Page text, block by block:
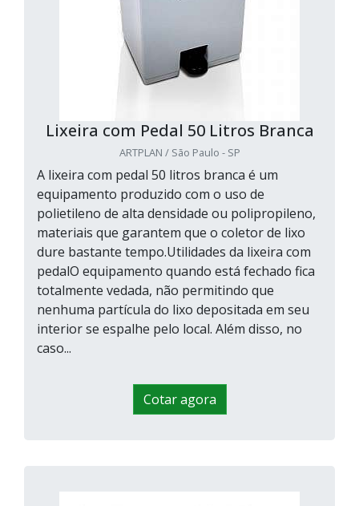
Lixeira com Pedal 50 Litros Branca
ARTPLAN / São Paulo - SP
A lixeira com pedal 50 litros branca é um
equipamento produzido com o uso de
polietileno de alta densidade ou polipropileno,
materiais que garantem que o coletor de lixo
dure bastante tempo.Utilidades da lixeira com
pedalO equipamento quando está fechado fica
totalmente vedada, não permitindo que
nenhuma partícula do lixo depositada em seu
interior se espalhe pelo local. Além disso, no
caso...
Cotar agora